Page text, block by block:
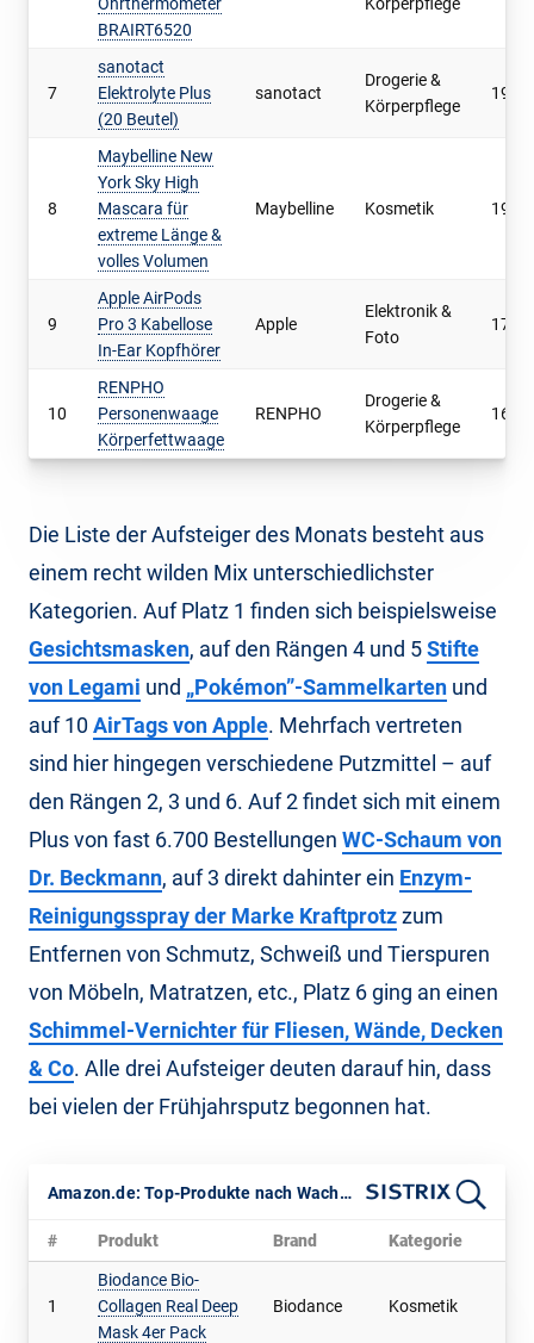
BRAIRT6520
7
sanotact
Elektrolyte Plus
(20 Beutel)
sanotact
Drogerie &
Körperpflege
8
Maybelline New
York Sky High
Mascara für
extreme Länge &
volles Volumen
Maybelline Kosmetik
9
Apple AirPods
Pro 3 Kabellose
In-Ear Kopfhörer
Apple
Elektronik &
Foto
10
RENPHO
Personenwaage
Körperfettwaage
RENPHO
Drogerie &
Körperpflege
Die Liste der Aufsteiger des Monats besteht aus
einem recht wilden Mix unterschiedlichster
Kategorien. Auf Platz 1 finden sich beispielsweise
Gesichtsmasken, auf den Rängen 4 und 5Stifte
von Legami und „Pokémon”-Sammelkarten und
auf 10AirTags von Apple. Mehrfach vertreten
sind hier hingegen verschiedene Putzmittel – auf
den Rängen 2, 3 und 6. Auf 2 findet sich mit einem
Plus von fast 6.700 Bestellungen WC-Schaum von
Dr. Beckmann, auf 3 direkt dahinter ein Enzym-
Reinigungsspray der Marke Kraftprotzzum
Entfernen von Schmutz, Schweiß und Tierspuren
von Möbeln, Matratzen, etc., Platz 6 ging an einen
Schimmel-Vernichter für Fliesen, Wände, Decken
& Co. Alle drei Aufsteiger deuten darauf hin, dass
bei vielen der Frühjahrsputz begonnen hat.
Amazon.de: Top-Produkte nach Wachstum bei den Verkäufen Februar vs. Januar 2026
# Produkt Brand Kategorie
1
Biodance Bio-
Collagen Real Deep
Mask 4er Pack
Biodance Kosmetik